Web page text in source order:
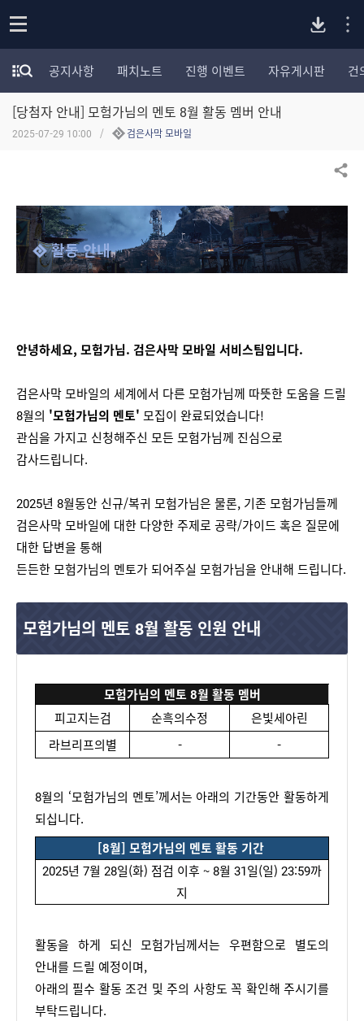
p
e
n
다
운
모
험
가
포
리
전
체
보
기
공지사항 패치노트 진행 이벤트 자유게시판 건
[당첨자 안내] 모험가님의 멘토 8월 활동 멤버 안내
2025-07-29 10:00 검은사막 모바일
공유하기
활동 안내
안녕하세요, 모험가님. 검은사막 모바일 서비스팀입니다.
검은사막 모바일의 세계에서 다른 모험가님께 따뜻한 도움을 드릴
8월의 '모험가님의 멘토' 모집이 완료되었습니다!
관심을 가지고 신청해주신 모든 모험가님께 진심으로
감사드립니다.
2025년 8월동안 신규/복귀 모험가님은 물론, 기존 모험가님들께
검은사막 모바일에 대한 다양한 주제로 공략/가이드 혹은 질문에
대한 답변을 통해
든든한 모험가님의 멘토가 되어주실 모험가님을 안내해 드립니다.
모험가님의 멘토 8월 활동 인원 안내
모험가님의 멘토 8월 활동 멤버
피고지는검
순흑의수정
은빛세아린
라브리프의별
- -
8월의 ‘모험가님의 멘토’께서는 아래의 기간동안 활동하게
되십니다.
[8월] 모험가님의 멘토 활동 기간
2025년 7월 28일(화) 점검 이후 ~ 8월 31일(일) 23:59까
지
활동을 하게 되신 모험가님께서는 우편함으로 별도의
안내를 드릴 예정이며,
아래의 필수 활동 조건 및 주의 사항도 꼭 확인해 주시기를
부탁드립니다.